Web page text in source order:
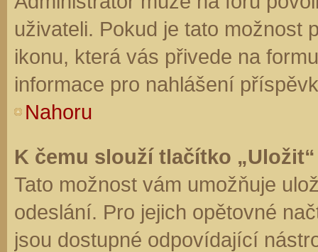
uživateli. Pokud je tato možnost
ikonu, která vás přivede na
informace pro nahlášení
Nahoru
K čemu slouží tlačítko
Tato možnost vám umožňuje
odeslání. Pro jejich opětovné
jsou dostupné odpovídající